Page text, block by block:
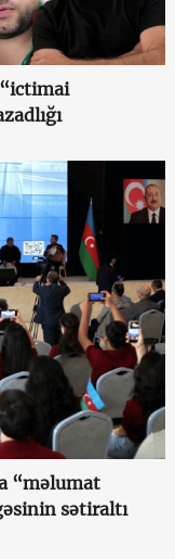
“məlumat
sətiraltı